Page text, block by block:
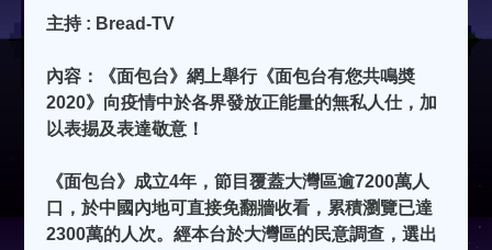
主持 : Bread-TV
內容：《面包台》網上舉行《面包台有您共鳴奬
2020》向疫情中於各界發放正能量的無私人仕，加
以表掦及表達敬意！
《面包台》成立4年，節目覆蓋大灣區逾7200萬人
口，於中國內地可直接免翻牆收看，累積瀏覽已達
2300萬的人次。經本台於大灣區的民意調查，選出